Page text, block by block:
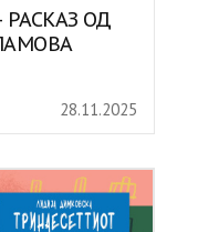
РАСКАЗ ОД
28.11.2025